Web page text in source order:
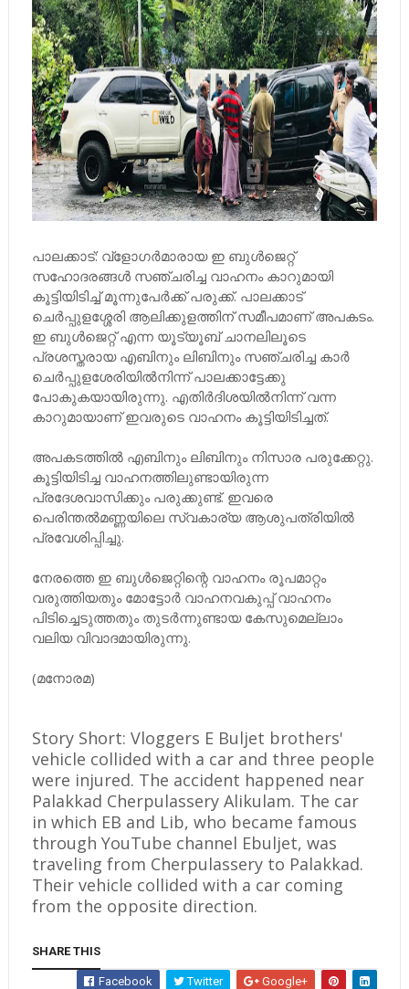
പാലക്കാട്: വ്‌ളോഗര്‍മാരായ ഇ ബുൾജെറ്റ്
സഹോദരങ്ങൾ സഞ്ചരിച്ച വാഹനം കാറുമായി
കൂട്ടിയിടിച്ച് മൂന്നുപേർക്ക് പരുക്ക്. പാലക്കാട്
ചെർപ്പുളശ്ശേരി ആലിക്കുളത്തിന് സമീപമാണ് അപകടം.
ഇ ബുൾജെറ്റ് എന്ന യൂട്യൂബ് ചാനലിലൂടെ
പ്രശസ്തരായ എബിനും ലിബിനും സഞ്ചരിച്ച കാർ
ചെർപ്പുളശേരിയിൽനിന്ന് പാലക്കാട്ടേക്കു
പോകുകയായിരുന്നു. എതിർദിശയിൽനിന്ന് വന്ന
കാറുമായാണ് ഇവരുടെ വാഹനം കൂട്ടിയിടിച്ചത്.
അപകടത്തിൽ എബിനും ലിബിനും നിസാര പരുക്കേറ്റു.
കൂട്ടിയിടിച്ച വാഹനത്തിലുണ്ടായിരുന്ന
പ്രദേശവാസിക്കും പരുക്കുണ്ട്. ഇവരെ
പെരിന്തൽമണ്ണയിലെ സ്വകാര്യ ആശുപത്രിയിൽ
പ്രവേശിപ്പിച്ചു.
നേരത്തെ ഇ ബുൾജെറ്റിന്റെ വാഹനം രൂപമാറ്റം
വരുത്തിയതും മോട്ടോർ വാഹനവകുപ്പ് വാഹനം
പിടിച്ചെടുത്തതും തുടർന്നുണ്ടായ കേസുമെല്ലാം
വലിയ വിവാദമായിരുന്നു.
(മനോരമ)
Story Short: Vloggers E Buljet brothers'
vehicle collided with a car and three people
were injured. The accident happened near
Palakkad Cherpulassery Alikulam. The car
in which EB and Lib, who became famous
through YouTube channel Ebuljet, was
traveling from Cherpulassery to Palakkad.
Their vehicle collided with a car coming
from the opposite direction.
SHARE THIS
Facebook Twitter Google+